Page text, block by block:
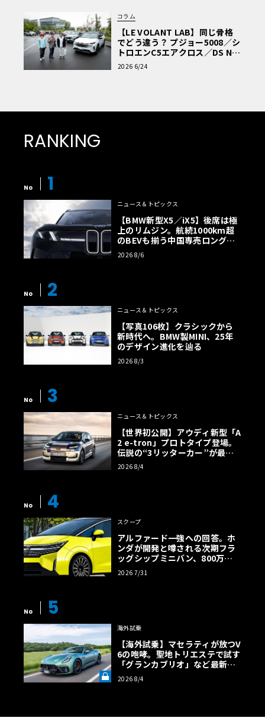
コラム
【LE VOLANT LAB】同じ骨格
でどう違う？ プジョー5008／シ
トロエンC5エアクロス／DS Nº4
読者一気乗りレポート
2026 6/24
RANKING
No 1
ニュース＆トピックス
【BMW新型X5／iX5】後席は極
上のリムジン。航続1000km超
のBEVも揃う中国専売ロング仕
様の全貌
2026 8/6
No 2
ニュース＆トピックス
【写真106枚】クラシックから
新時代へ。BMW製MINI、25年
のデザイン進化を辿る
2026 8/3
No 3
ニュース＆トピックス
【世界初公開】アウディ新型「A
2 e-tron」プロトタイプ登場。
伝説の“3リッターカー”が最高
効率エントリーBEVとして復活
【画像38枚】
2026 8/4
No 4
スクープ
アルファード一強への回答。ホ
ンダが開発と噂される次期フラ
ッグシップミニバン、800万円
超の勝算【予想CG】
2026 7/31
No 5
海外試乗
【海外試乗】マセラティが放つV
6の咆哮。聖地トリエステで試す
「グランカブリオ」など最新ト
ロフェオ3台の官能評価《LE VO
LANT LAB》
2026 8/4